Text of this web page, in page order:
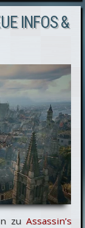
INFOS &
zu Assassin’s